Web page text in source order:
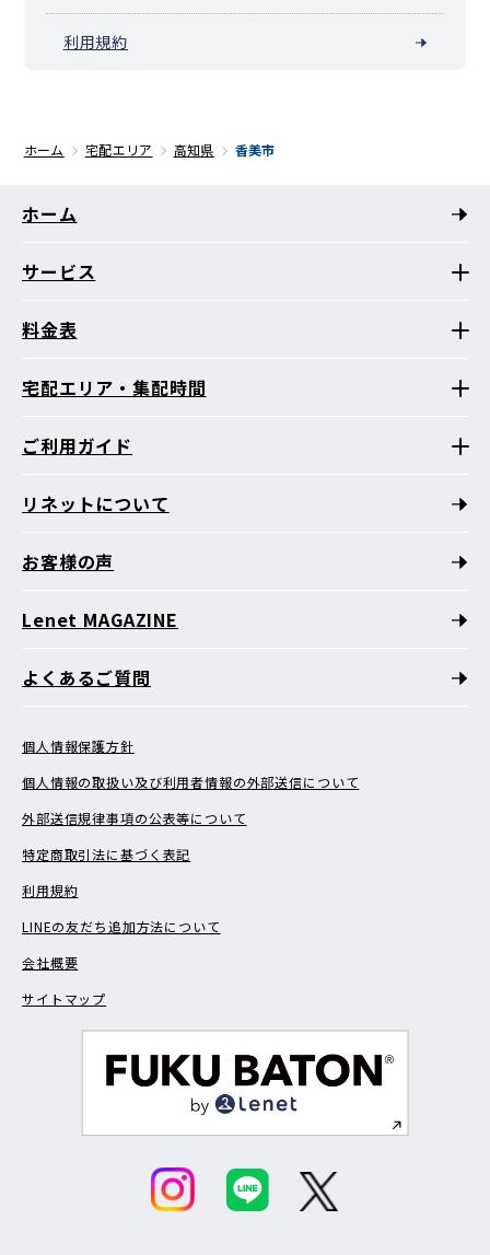
利用規約
ホーム 宅配エリア 高知県 香美市
ホーム
サービス
料金表
宅配エリア・集配時間
ご利用ガイド
リネットについて
お客様の声
Lenet MAGAZINE
よくあるご質問
個人情報保護方針
個人情報の取扱い及び利用者情報の外部送信について
外部送信規律事項の公表等について
特定商取引法に基づく表記
利用規約
LINEの友だち追加方法について
会社概要
サイトマップ